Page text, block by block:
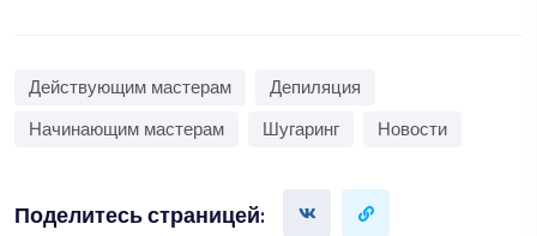
Действующим мастерам
Депиляция
Начинающим мастерам
Шугаринг Новости
Поделитесь страницей: